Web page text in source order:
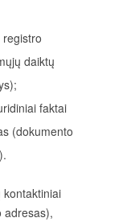
daiktų
faktai
(dokumento
kontaktiniai
adresas),